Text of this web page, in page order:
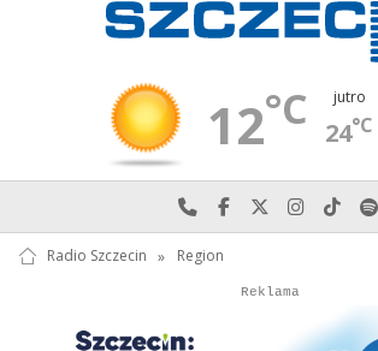
12°C jutro
24°C
Najlepiej po prostu do
Odwiedź nas na
Odwiedź nas
Radio Szczecin » Region
Autopromocja
Reklama
Autopromocja